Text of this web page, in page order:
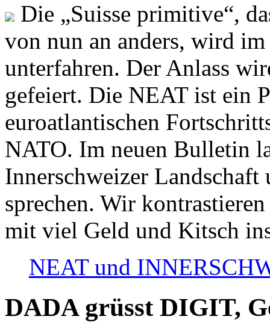
Die „Suisse primitive“,
von nun an anders, wird
unterfahren. Der Anlass
gefeiert. Die NEAT ist ein
euroatlantischen
NATO. Im neuen Bulletin
Innerschweizer
sprechen. Wir
mit viel Geld und Kitsch
NEAT und
DADA grüsst DIGIT,